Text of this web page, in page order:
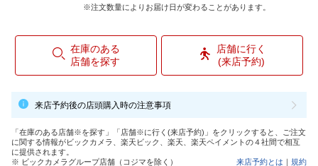
※注文数量によりお届け日が変わることがあります。
在庫のある
店舗を探す
店舗に行く
(来店予約)
来店予約後の店頭購入時の注意事項
「在庫のある店舗※を探す」「店舗※に行く(来店予約)」をクリックすると、ご注文
に関する情報がビックカメラ、楽天ビック、楽天、楽天ペイメントの４社間で相互
に提供されます。
※ ビックカメラグループ店舗（コジマを除く）
来店予約とは 規約